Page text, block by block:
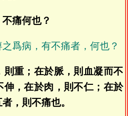
痛何也？
爲病，有不痛者，何也？
則重；在於脈，則血凝而不
伸，在於肉，則不仁；在於
，則不痛也。